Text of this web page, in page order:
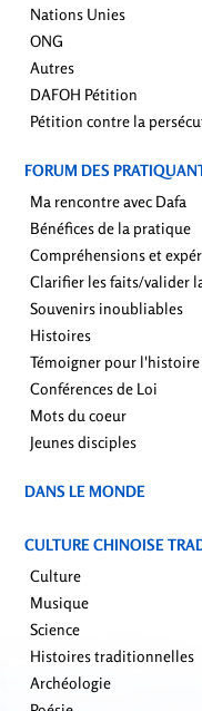
Nations Unies
ONG
Autres
DAFOH Pétition
Pétition contre la
FORUM DES
Ma rencontre avec Dafa
Bénéfices de la pratique
Compréhensions et
Clarifier les faits/valider
Souvenirs inoubliables
Histoires
Témoigner pour l'histoire
Conférences de Loi
Mots du coeur
Jeunes disciples
DANS LE MONDE
CULTURE CHINOISE
Culture
Musique
Science
Histoires traditionnelles
Archéologie